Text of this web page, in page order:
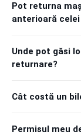
Pot returna
anterioară
Unde pot găsi
returnare?
Cât costă un
Permisul meu